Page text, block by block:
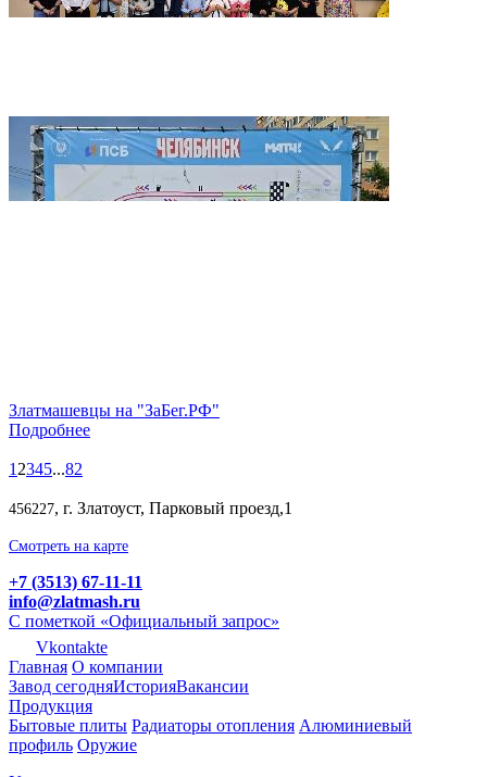
Златмашевцы на "ЗаБег.РФ"
Подробнее
1 2345...82
456227, г. Златоуст, Парковый проезд,1
Смотреть на карте
+7 (3513) 67-11-11
info@zlatmash.ru
С пометкой «Официальный запрос»
Vkontakte
Главная О компании
Завод сегодняИсторияВакансии
Продукция
Бытовые плиты Радиаторы отопления Алюминиевый
профиль Оружие